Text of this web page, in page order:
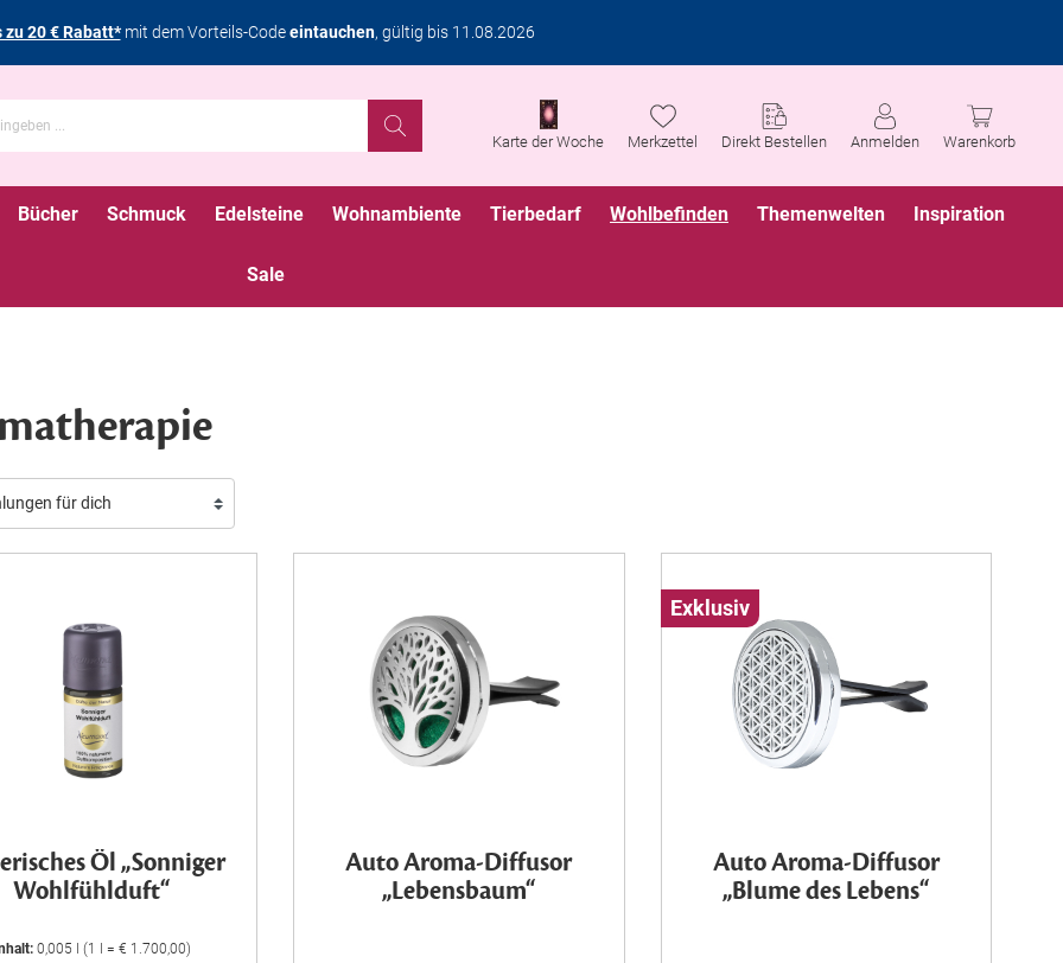
zu 20 € Rabatt*mit dem Vorteils-Codeeintauchen, gültig bis 11.08.2026
Karte der Woche Merkzettel Direkt Bestellen Anmelden Warenkorb
Bücher Schmuck Edelsteine Wohnambiente Tierbedarf Wohlbefinden Themenwelten Inspiration
Sale
Öl „Sonniger
Wohlfühlduft“
0,005 l (1 l = € 1.700,00)
Auto Aroma-Diffusor
„Lebensbaum“
Exklusiv
Auto Aroma-Diffusor
„Blume des Lebens“